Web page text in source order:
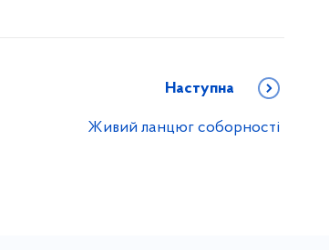
Наступна
Живий ланцюг соборності